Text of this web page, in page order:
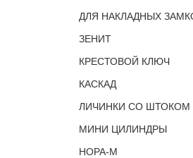
ДЛЯ НАКЛАДНЫХ
ЗЕНИТ
КРЕСТОВОЙ КЛЮЧ
КАСКАД
ЛИЧИНКИ СО ШТОКОМ
МИНИ ЦИЛИНДРЫ
НОРА-М